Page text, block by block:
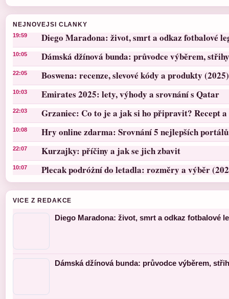
NEJNOVEJSI CLANKY
19:59 Diego Maradona: život, smrt a odkaz fotbalové
10:05 Dámská džínová bunda: průvodce výběrem,
22:05 Boswena: recenze, slevové kódy a produkty (2025)
10:03 Emirates 2025: lety, výhody a srovnání s Qatar
22:03 Grzaniec: Co to je a jak si ho připravit? Recept
10:08 Hry online zdarma: Srovnání 5 nejlepších portálů
22:07 Kurzajky: příčiny a jak se jich zbavit
10:07 Plecak podróżní do letadla: rozměry a výběr
VICE Z REDAKCE
Diego Maradona: život, smrt a odkaz fotbalové
Dámská džínová bunda: průvodce výběrem,